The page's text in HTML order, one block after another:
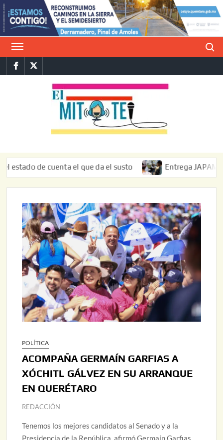
Saltar
al
contenido
FacebookTwitter
de cuenta el que da el susto Entrega JAPAM
POLÍTICA
ACOMPAÑA GERMAÍN GARFIAS A
XÓCHITL GÁLVEZ EN SU ARRANQUE
EN QUERÉTARO
REDACCIÓN
Tenemos los mejores candidatos al Senado y a la